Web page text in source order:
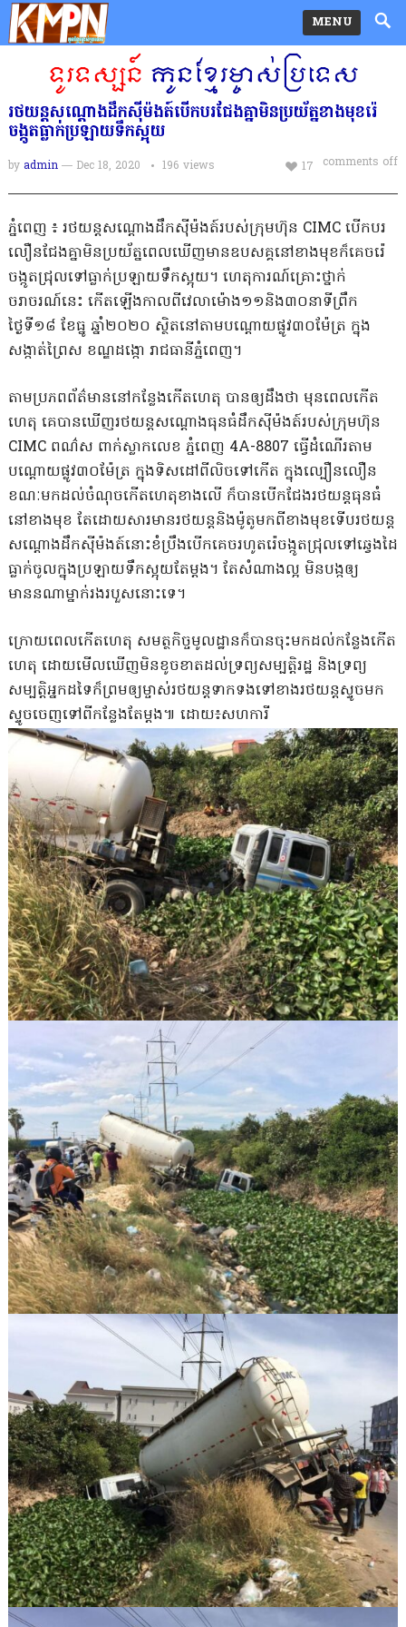
MENU
រថយន្តសណ្តោងដឹកស៊ីម៉ងត៍បើកបរជែងគ្នាមិនប្រយ័ត្នខាងមុខរ៉េ
ចង្កូតធ្លាក់ប្រឡាយទឹកស្អុយ
by admin — Dec 18, 2020 196 views comments off
17
ភ្នំពេញ ៖ រថយន្តសណ្តោងដឹកស៊ីម៉ងត៍របស់ក្រុមហ៊ុន CIMC បើកបរ
លឿនជែងគ្នាមិនប្រយ័ត្នពេលឃើញមានឧបសគ្គនៅខាងមុខក៏គេចរ៉េ
ចង្កូតជ្រុលទៅធ្លាក់ប្រឡាយទឹកស្អុយ។ ហេតុការណ៍គ្រោះថ្នាក់
ចរាចរណ៍នេះ កេីតឡេីងកាលពីវេលាម៉ោង១១និង៣០នាទីព្រឹក
ថ្ងៃទី១៨ ខែធ្នូ ឆ្នាំ២០២០ ស្ថិតនៅតាមបណ្តោយផ្លូវ៣០ម៉ែត្រ ក្នុង
សង្កាត់ព្រៃស ខណ្ឌដង្កោ រាជធានីភ្នំពេញ។
តាមប្រភពព័ត៌មាននៅកន្លែងកេីតហេតុ បានឲ្យដឹងថា មុនពេលកេីត
ហេតុ គេបានឃេីញរថយន្តសណ្តោងធុនធំដឹកស៊ីម៉ងត៍របស់ក្រុមហ៊ុន
CIMC ពណ៌ស ពាក់ស្លាកលេខ ភ្នំពេញ 4A-8807 ធ្វើដំណើរតាម
បណ្តោយផ្លូវ៣០ម៉ែត្រ ក្នុងទិសដៅពីលិចទៅកេីត ក្នុងល្បឿនលឿន
ខណៈមកដល់ចំណុចកេីតហេតុខាងលើ ក៏បានបើកជែងរថយន្តធុនធំ
នៅខាងមុខ តែដោយសារមានរថយន្តនិងម៉ូតូមកពីខាងមុខទេីបរថយន្ត
សណ្តោងដឹកសុីម៉ងត៍នោះខំប្រឹងបើកគេចរហូតរ៉េចង្កូតជ្រុលទៅឆ្វេងដៃ
ធ្លាក់ចូលក្នុងប្រឡាយទឹកស្អុយតែម្តង។ តែសំណាងល្អ មិនបង្កឲ្យ
មាននណាម្នាក់រងរបួសនោះទេ។
ក្រោយពេលកើតហេតុ សមត្ថកិច្ចមូលដ្ឋានក៏បានចុះមកដល់កន្លែងកើត
ហេតុ ដោយមើលឃើញមិនខូចខាតដល់ទ្រព្យសម្បត្តិរដ្ឋ និងទ្រព្យ
សម្បត្តិអ្នកដទៃក៏ព្រមឲ្យម្ចាស់រថយន្តទាកទងទៅខាងរថយន្តស្ទូចមក
ស្ទូចចេញទៅពីកន្លែងតែម្តង៕ ដោយ៖សហការី